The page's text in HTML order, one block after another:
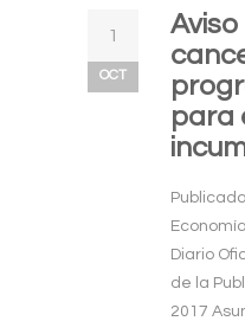
1
OCT
para
Diario
de la
2017